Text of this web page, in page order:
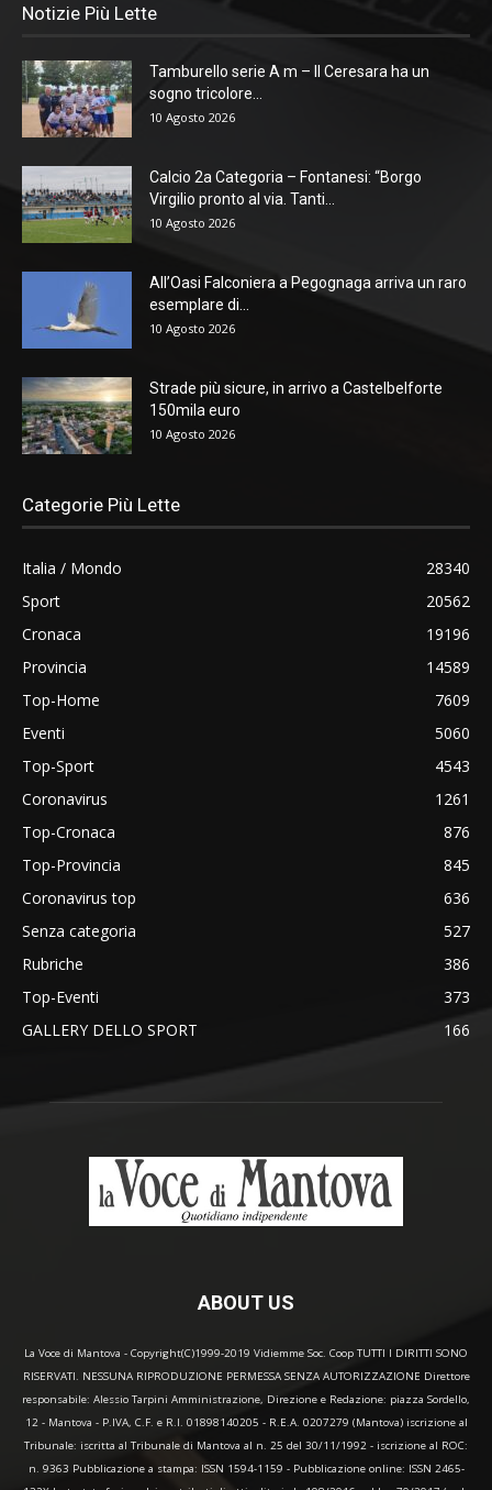
Notizie Più Lette
Tamburello serie A m – Il Ceresara ha un
sogno tricolore...
10 Agosto 2026
Calcio 2a Categoria – Fontanesi: “Borgo
Virgilio pronto al via. Tanti...
10 Agosto 2026
All’Oasi Falconiera a Pegognaga arriva un raro
esemplare di...
10 Agosto 2026
Strade più sicure, in arrivo a Castelbelforte
150mila euro
10 Agosto 2026
Categorie Più Lette
Italia / Mondo
28340
Sport
20562
Cronaca
19196
Provincia
14589
Top-Home
7609
Eventi
5060
Top-Sport
4543
Coronavirus
1261
Top-Cronaca
876
Top-Provincia
845
Coronavirus top
636
Senza categoria
527
Rubriche
386
Top-Eventi
373
GALLERY DELLO SPORT
166
ABOUT US
La Voce di Mantova - Copyright(C)1999-2019 Vidiemme Soc. Coop TUTTI I DIRITTI SONO
RISERVATI. NESSUNA RIPRODUZIONE PERMESSA SENZA AUTORIZZAZIONE Direttore
responsabile: Alessio Tarpini Amministrazione, Direzione e Redazione: piazza Sordello,
12 - Mantova - P.IVA, C.F. e R.I. 01898140205 - R.E.A. 0207279 (Mantova) iscrizione al
Tribunale: iscritta al Tribunale di Mantova al n. 25 del 30/11/1992 - iscrizione al ROC:
n. 9363 Pubblicazione a stampa: ISSN 1594-1159 - Pubblicazione online: ISSN 2465-